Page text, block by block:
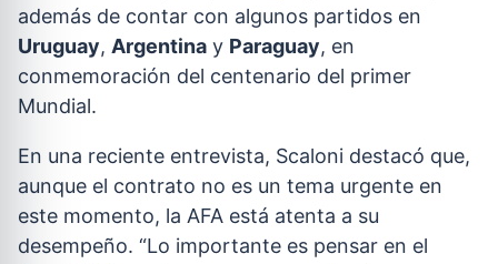
además de contar con algunos partidos en
Uruguay, Argentina y Paraguay, en
conmemoración del centenario del primer
Mundial.
En una reciente entrevista, Scaloni destacó que,
aunque el contrato no es un tema urgente en
este momento, la AFA está atenta a su
desempeño. “Lo importante es pensar en el